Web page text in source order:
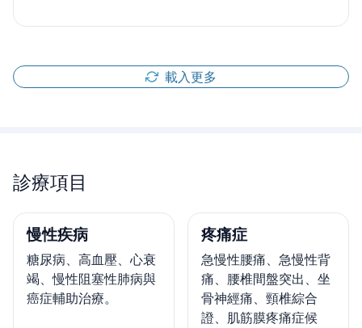
載入更多
診療項目
慢性疾病
糖尿病、高血壓、心衰
竭、慢性阻塞性肺病與
癌症輔助治療。
疼痛症
急慢性腰痛、急慢性背
痛、腰椎間盤突出、坐
骨神經痛、頸椎綜合
證、肌筋膜疼痛症候